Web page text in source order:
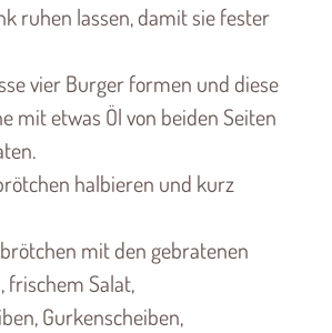
ruhen lassen, damit sie fester
vier Burger formen und diese
mit etwas Öl von beiden Seiten
halbieren und kurz
mit den gebratenen
frischem Salat,
Gurkenscheiben,